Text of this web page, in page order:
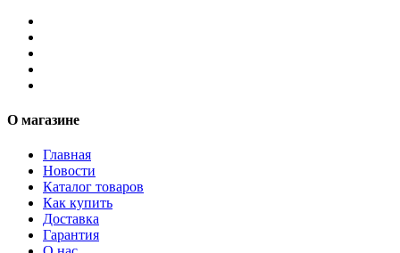
О магазине
Главная
Новости
Каталог товаров
Как купить
Доставка
Гарантия